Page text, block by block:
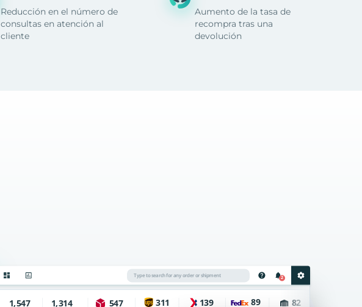
Reducción en el número de
consultas en atención al
cliente
Aumento de la tasa de
recompra tras una
devolución